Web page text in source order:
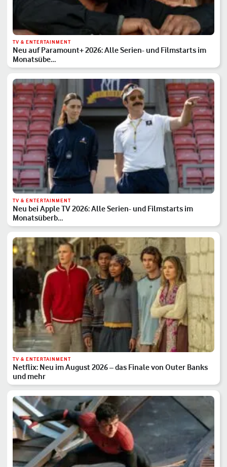
TV & ENTERTAINMENT
Neu auf Paramount+ 2026: Alle Serien- und Filmstarts im
Monatsübe…
TV & ENTERTAINMENT
Neu bei Apple TV 2026: Alle Serien- und Filmstarts im
Monatsüberb…
TV & ENTERTAINMENT
Netflix: Neu im August 2026 – das Finale von Outer Banks
und mehr